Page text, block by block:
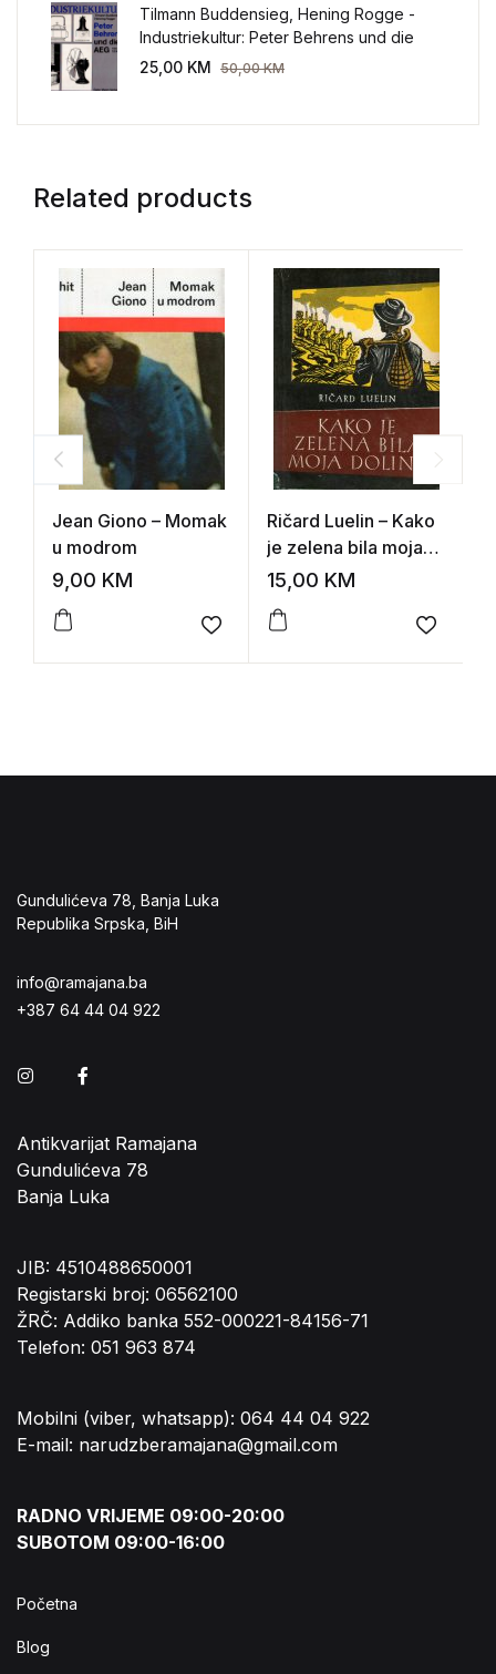
Tilmann Buddensieg, Hening Rogge -
Industriekultur: Peter Behrens und die
AEG 1907-1914.
25,00 KM 50,00KM
Related products
Jean Giono – Momak
u modrom
9,00 KM
Add to wishlist
Ričard Luelin – Kako
je zelena bila moja
dolina
15,00 KM
Add to
Gundulićeva 78, Banja Luka
Republika Srpska, BiH
info@ramajana.ba
+387 64 44 04 922
Instagram
Antikvarijat Ramajana
Gundulićeva 78
Banja Luka
JIB: 4510488650001
Registarski broj: 06562100
ŽRČ: Addiko banka 552-000221-84156-71
Telefon: 051 963 874
Mobilni (viber, whatsapp): 064 44 04 922
E-mail: narudzberamajana@gmail.com
RADNO VRIJEME 09:00-20:00
SUBOTOM 09:00-16:00
Početna
Blog